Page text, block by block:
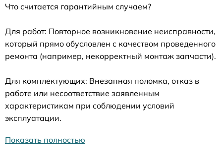
Что считается гарантийным случаем?
Для работ: Повторное возникновение неисправности,
который прямо обусловлен с качеством проведенного
ремонта (например, некорректный монтаж запчасти).
Для комплектующих: Внезапная поломка, отказ в
работе или несоответствие заявленным
характеристикам при соблюдении условий
эксплуатации.
Показать полностью